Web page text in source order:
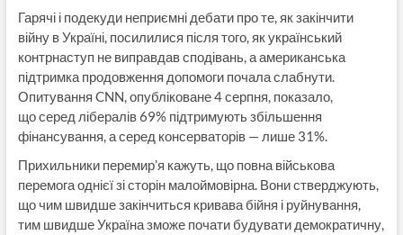
Гарячі і подекуди неприємні дебати про те, як закінчити
війну в Україні, посилилися після того, як український
контрнаступ не виправдав сподівань, а американська
підтримка продовження допомоги почала слабнути.
Опитування CNN, опубліковане 4 серпня, показало,
що серед лібералів 69% підтримують збільшення
фінансування, а серед консерваторів — лише 31%.
Прихильники перемир’я кажуть, що повна військова
перемога однієї зі сторін малоймовірна. Вони стверджують,
що чим швидше закінчиться кривава бійня і руйнування,
тим швидше Україна зможе почати будувати демократичну,